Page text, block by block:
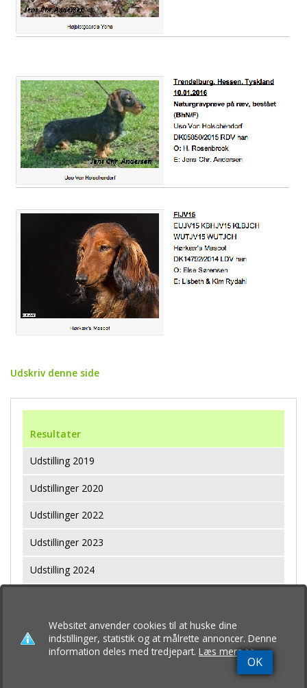
Udskriv denne side
Resultater
Udstilling 2019
Udstillinger 2020
Udstillinger 2022
Udstillinger 2023
Udstilling 2024
Udstilling 2026
OK
Websitet anvender cookies til at huske dine
indstillinger, statistik og at målrette annoncer. Denne
information deles med tredjepart. Læs mere >>